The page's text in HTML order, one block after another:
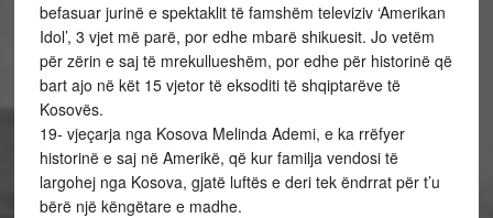
befasuar jurinë e spektaklit të famshëm televiziv ‘Amerikan
Idol’, 3 vjet më parë, por edhe mbarë shikuesit. Jo vetëm
për zërin e saj të mrekullueshëm, por edhe për historinë që
bart ajo në kët 15 vjetor të eksoditi të shqiptarëve të
Kosovës.
19- vjeçarja nga Kosova Melinda Ademi, e ka rrëfyer
historinë e saj në Amerikë, që kur familja vendosi të
largohej nga Kosova, gjatë luftës e deri tek ëndrrat për t’u
bërë një këngëtare e madhe.